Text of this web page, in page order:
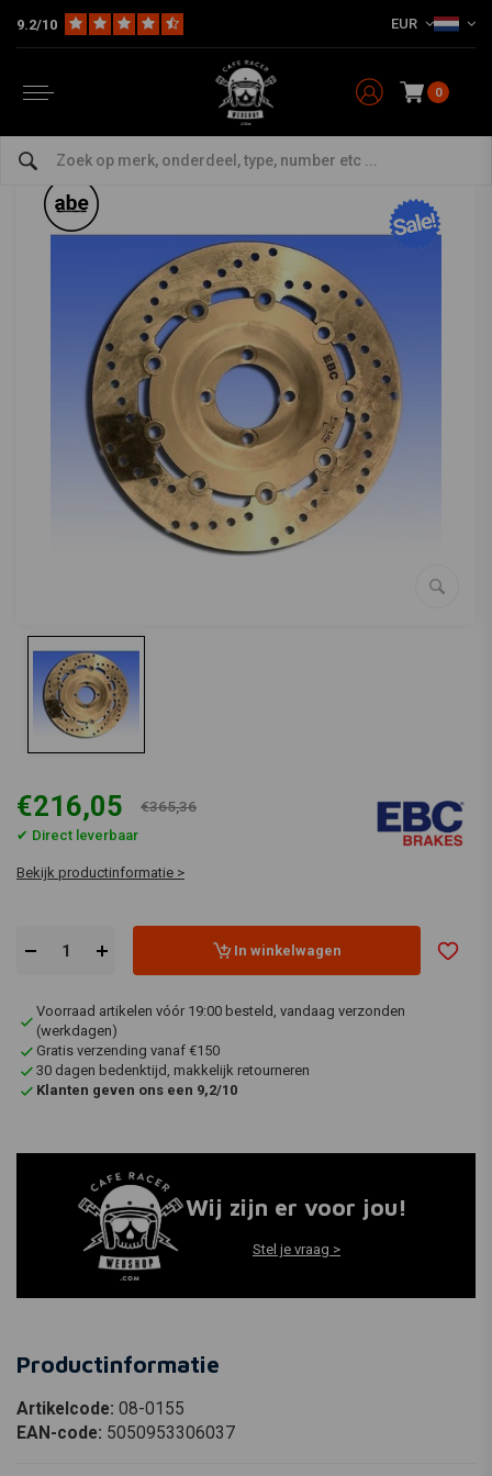
9.2/10 EUR
0
The Workshop Achterremschijven
Achterremschijf K75 K100 K1 K1100
€216,05 €365,36
✔ Direct leverbaar
Bekijk productinformatie >
In winkelwagen
Voorraad artikelen vóór 19:00 besteld, vandaag verzonden
(werkdagen)
Gratis verzending vanaf €150
30 dagen bedenktijd, makkelijk retourneren
Klanten geven ons een 9,2/10
Wij zijn er voor jou!
Stel je vraag >
Productinformatie
Artikelcode: 08-0155
EAN-code: 5050953306037